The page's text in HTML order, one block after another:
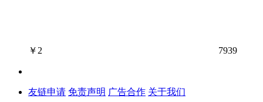
￥2 7939
友链申请 免责声明 广告合作 关于我们